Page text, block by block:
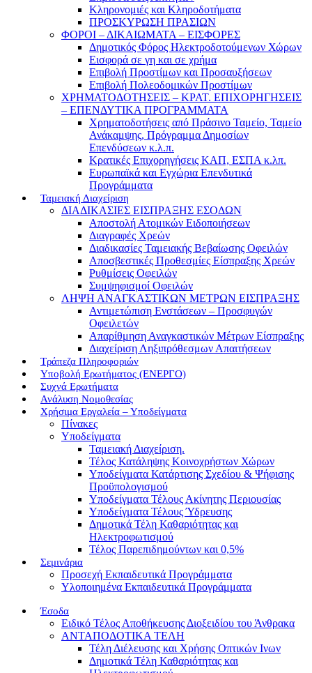
Κληρονομιές και Κληροδοτήματα
ΠΡΟΣΚΥΡΩΣΗ ΠΡΑΣΙΩΝ
ΦΟΡΟΙ – ΔΙΚΑΙΩΜΑΤΑ – ΕΙΣΦΟΡΕΣ
Δημοτικός Φόρος Ηλεκτροδοτούμενων Χώρων
Εισφορά σε γη και σε χρήμα
Επιβολή Προστίμων και Προσαυξήσεων
Επιβολή Πολεοδομικών Προστίμων
ΧΡΗΜΑΤΟΔΟΤΗΣΕΙΣ – ΚΡΑΤ. ΕΠΙΧΟΡΗΓΗΣΕΙΣ
– ΕΠΕΝΔΥΤΙΚΑ ΠΡΟΓΡΑΜΜΑΤΑ
Χρηματοδοτήσεις από Πράσινο Ταμείο, Ταμείο
Ανάκαμψης, Πρόγραμμα Δημοσίων
Επενδύσεων κ.λ.π.
Κρατικές Επιχορηγήσεις ΚΑΠ, ΕΣΠΑ κ.λπ.
Ευρωπαϊκά και Εγχώρια Επενδυτικά
Προγράμματα
Ταμειακή Διαχείριση
ΔΙΑΔΙΚΑΣΙΕΣ ΕΙΣΠΡΑΞΗΣ ΕΣΟΔΩΝ
Αποστολή Ατομικών Ειδοποιήσεων
Διαγραφές Χρεών
Διαδικασίες Ταμειακής Βεβαίωσης Οφειλών
Αποσβεστικές Προθεσμίες Είσπραξης Χρεών
Ρυθμίσεις Οφειλών
Συμψηφισμοί Οφειλών
ΛΗΨΗ ΑΝΑΓΚΑΣΤΙΚΩΝ ΜΕΤΡΩΝ ΕΙΣΠΡΑΞΗΣ
Αντιμετώπιση Ενστάσεων – Προσφυγών
Οφειλετών
Απαρίθμηση Αναγκαστικών Μέτρων Είσπραξης
Διαχείριση Ληξιπρόθεσμων Απαιτήσεων
Τράπεζα Πληροφοριών
Υποβολή Ερωτήματος (ΕΝΕΡΓΟ)
Συχνά Ερωτήματα
Ανάλυση Νομοθεσίας
Χρήσιμα Εργαλεία – Υποδείγματα
Πίνακες
Υποδείγματα
Ταμειακή Διαχείριση.
Τέλος Κατάληψης Κοινοχρήστων Χώρων
Υποδείγματα Κατάρτισης Σχεδίου & Ψήφισης
Προϋπολογισμού
Υποδείγματα Τέλους Ακίνητης Περιουσίας
Υποδείγματα Τέλους Ύδρευσης
Δημοτικά Τέλη Καθαριότητας και
Ηλεκτροφωτισμού
Τέλος Παρεπιδημούντων και 0,5%
Σεμινάρια
Προσεχή Εκπαιδευτικά Προγράμματα
Υλοποιημένα Εκπαιδευτικά Προγράμματα
Έσοδα
Ειδικό Τέλος Αποθήκευσης Διοξειδίου του Άνθρακα
ΑΝΤΑΠΟΔΟΤΙΚΑ ΤΕΛΗ
Τέλη Διέλευσης και Χρήσης Οπτικών Ινων
Δημοτικά Τέλη Καθαριότητας και